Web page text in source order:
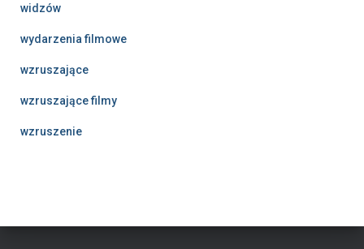
widzów
wydarzenia filmowe
wzruszające
wzruszające filmy
wzruszenie